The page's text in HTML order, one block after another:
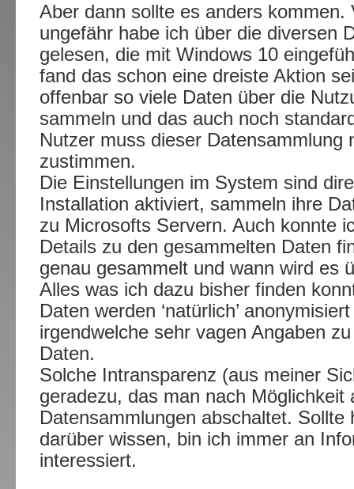
Aber dann sollte es anders kommen.
ungefähr habe ich über die diversen
gelesen, die mit Windows 10
fand das schon eine dreiste Aktion
offenbar so viele Daten über die
sammeln und das auch noch
Nutzer muss dieser Datensammlung
zustimmen.
Die Einstellungen im System sind
Installation aktiviert, sammeln ihre
zu Microsofts Servern. Auch konnte
Details zu den gesammelten Daten
genau gesammelt und wann wird es
Alles was ich dazu bisher finden
Daten werden ‘natürlich’
irgendwelche sehr vagen Angaben
Daten.
Solche Intransparenz (aus meiner
geradezu, das man nach Möglichkeit
Datensammlungen abschaltet. Sollte
darüber wissen, bin ich immer an
interessiert.